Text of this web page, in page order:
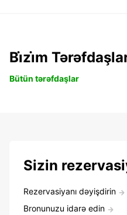
Bi̇zi̇m
Bütün tərəfdaşlar
Sizin
Rezervasiyanı dəyişdirin
Bronunuzu idarə edin